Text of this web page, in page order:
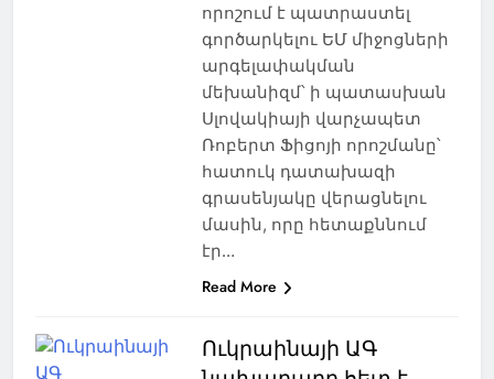
որոշում է պատրաստել
գործարկելու ԵՄ միջոցների
արգելափակման
մեխանիզմ՝ ի պատասխան
Սլովակիայի վարչապետ
Ռոբերտ Ֆիցոյի որոշմանը՝
հատուկ դատախազի
գրասենյակը վերացնելու
մասին, որը հետաքննում
էր…
Read More
Ուկրաինայի ԱԳ